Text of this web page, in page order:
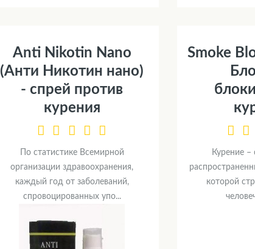
Anti Nikotin Nano
(Анти Никотин нано)
- спрей против
курения
По статистике Всемирной
организации здравоохранения,
каждый год от заболеваний,
спровоцированных упо...
Smoke
Курение
которой